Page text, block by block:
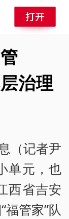
治理
（记者尹
单元，也
西省吉安
管家”队